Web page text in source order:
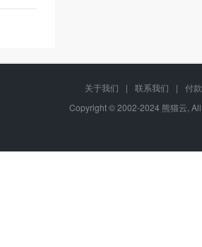
关于我们 | 联系我们 |
付
Copyright © 2002-2024 熊猫云,